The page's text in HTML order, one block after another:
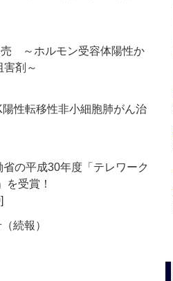
売 ～ホルモン受容体陽性か
剤～
性転移性非小細胞肺がん治
の平成30年度「テレワーク
受賞！
続報）